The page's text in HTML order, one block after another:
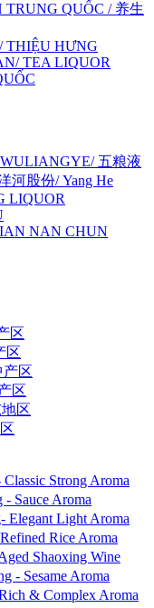
QUỐC / 养生
THIỆU HƯNG
TEA LIQUOR
五粮液
河股份/ Yang He
LIQUOR
NAN CHUN
区
区
产区
区
区
Strong Aroma
Sauce Aroma
Elegant Light Aroma
Rice Aroma
Shaoxing Wine
- Sesame Aroma
& Complex Aroma